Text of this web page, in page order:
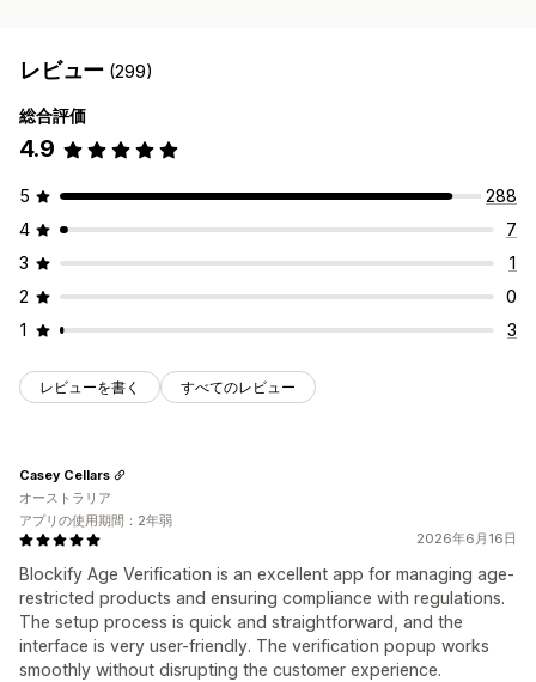
レビュー (299)
総合評価
4.9
5
288
4
7
3
1
2
0
1
3
レビューを書く すべてのレビュー
2026年6月16日
Blockify Age Verification is an excellent app for managing age-
restricted products and ensuring compliance with regulations.
The setup process is quick and straightforward, and the
interface is very user-friendly. The verification popup works
smoothly without disrupting the customer experience.
Casey Cellars
オーストラリア
アプリの使用期間：2年弱